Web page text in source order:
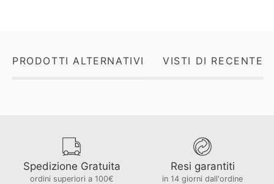
PRODOTTI ALTERNATIVI VISTI DI RECENTE
Spedizione Gratuita
ordini superiori a 100€
Resi garantiti
in 14 giorni dall'ordine